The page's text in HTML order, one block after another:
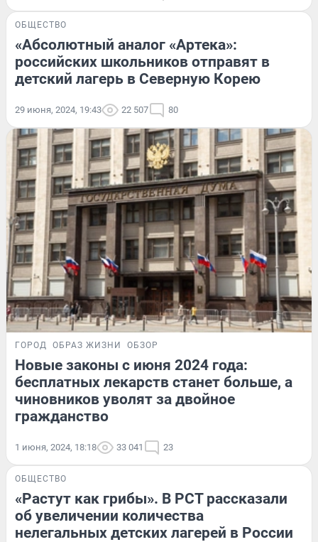
ОБЩЕСТВО
«Абсолютный аналог «Артека»:
российских школьников отправят в
детский лагерь в Северную Корею
29 июня, 2024, 19:43 22 507 80
ГОРОД ОБРАЗ ЖИЗНИ ОБЗОР
Новые законы с июня 2024 года:
бесплатных лекарств станет больше, а
чиновников уволят за двойное
гражданство
1 июня, 2024, 18:18 33 041 23
ОБЩЕСТВО
«Растут как грибы». В РСТ рассказали
об увеличении количества
нелегальных детских лагерей в России